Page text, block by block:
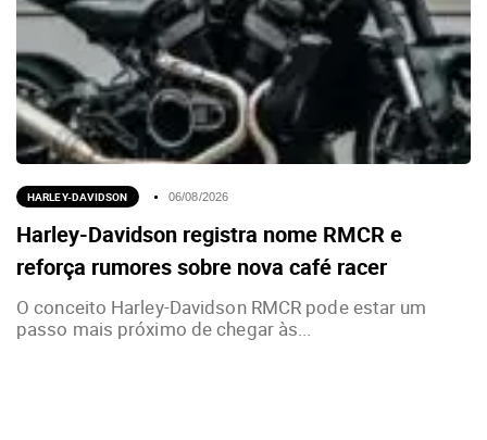
HARLEY-DAVIDSON 06/08/2026
Harley-Davidson registra nome RMCR e
reforça rumores sobre nova café racer
O conceito Harley-Davidson RMCR pode estar um
passo mais próximo de chegar às...